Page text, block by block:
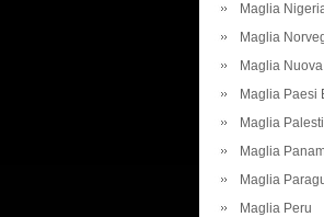
Maglia
Maglia
Maglia
Maglia Paesi
Maglia
Maglia
Maglia
Maglia Peru